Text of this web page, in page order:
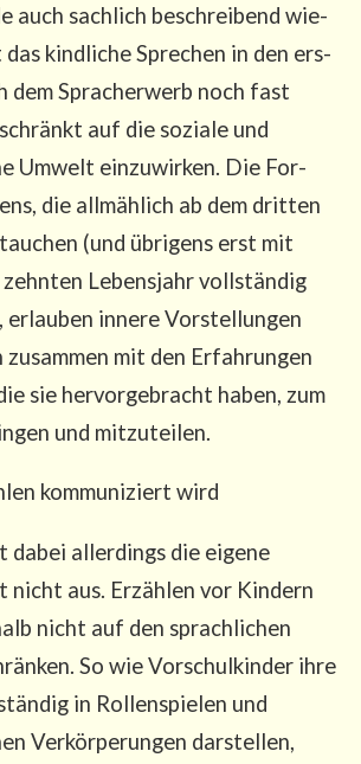
auch sach­lich beschrei­bend wie­
das kind­li­che Spre­chen in den ers­
dem Sprach­er­werb noch fast
auf die sozia­le und
Umwelt ein­zu­wir­ken. Die For­
die all­mäh­lich ab dem drit­ten
(und übri­gens erst mit
zehn­ten Lebens­jahr voll­stän­dig
erlau­ben inne­re Vor­stel­lun­gen
zusam­men mit den Erfah­run­gen
sie her­vor­ge­bracht haben, zum
und mitzuteilen.
kom­mu­ni­ziert wird
dabei aller­dings die eige­ne
nicht aus. Erzäh­len vor Kin­dern
nicht auf den sprach­li­chen
So wie Vor­schul­kin­der ihre
in Rol­len­spie­len und
Ver­kör­pe­run­gen dar­stel­len,